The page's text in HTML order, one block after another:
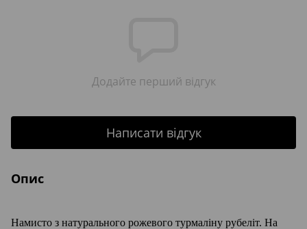
Додайте перший відгук
Написати відгук
Опис
Намисто з натурального рожевого турмаліну рубеліт. На